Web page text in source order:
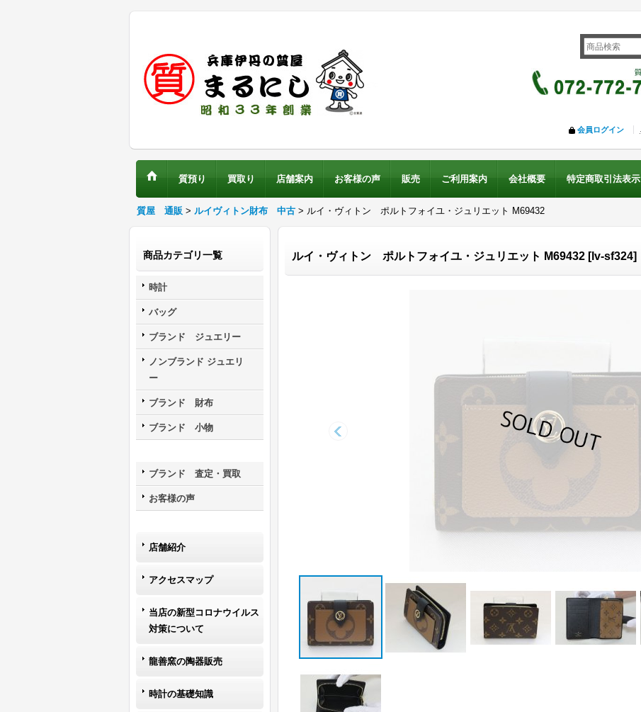
質屋 通販 > ルイヴィトン財布 中古 > ルイ・ヴィトン ポルトフォイユ・ジュリエット M69432
会員ログイン
質預り 買取り 店舗案内 お客様の声 販売 ご利用案内 会社概要 特定商取引法表示
商品カテゴリ一覧
時計
バッグ
ブランド ジュエリー
ノンブランド ジュエリ
ー
ブランド 財布
ブランド 小物
ブランド 査定・買取
お客様の声
店舗紹介
アクセスマップ
当店の新型コロナウイルス
対策について
龍善窯の陶器販売
時計の基礎知識
ルイ・ヴィトン ポルトフォイユ・ジュリエット M69432 [lv-sf324]